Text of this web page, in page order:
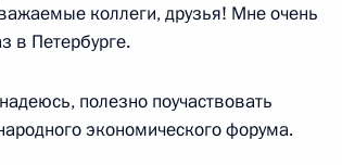
коллеги, друзья! Мне очень
в Петербурге.
полезно поучаствовать
экономического форума.